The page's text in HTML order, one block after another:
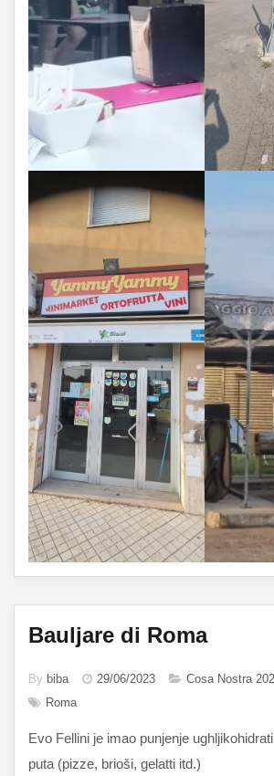
Bauljare di Roma
By biba 29/06/2023 Cosa Nostra
Roma
Evo Fellini je imao punjenje
puta (pizze, brioši, gelatti itd.)